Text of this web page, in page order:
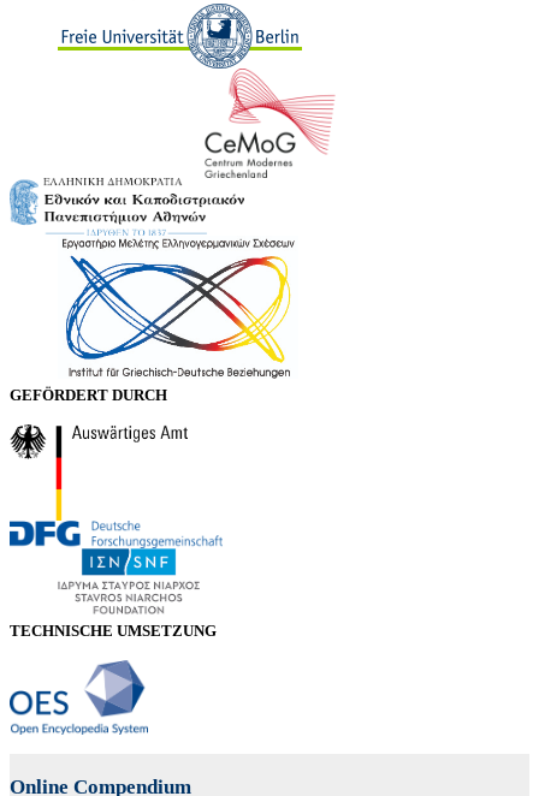
GEFÖRDERT DURCH
TECHNISCHE UMSETZUNG
Online Compendium